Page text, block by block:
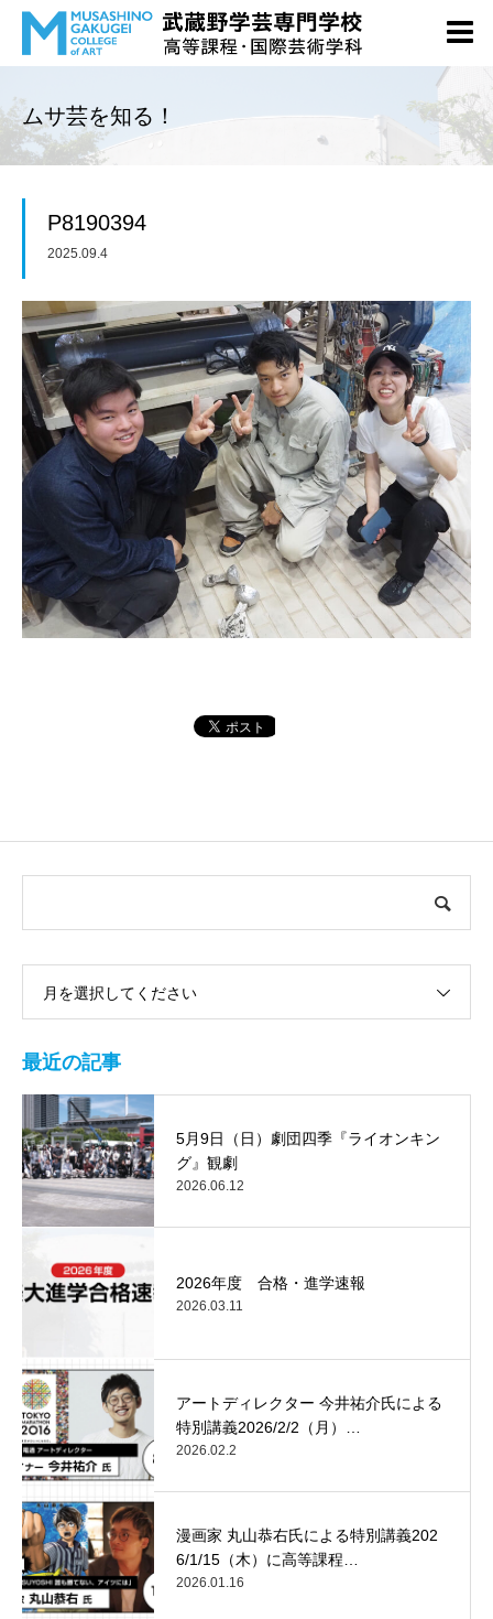
ムサ芸を知る！
P8190394
2025.09.4
月を選択してください
最近の記事
5月9日（日）劇団四季『ライオンキン
グ』観劇
2026.06.12
2026年度 合格・進学速報
2026.03.11
アートディレクター 今井祐介氏による
特別講義2026/2/2（月）…
2026.02.2
漫画家 丸山恭右氏による特別講義202
6/1/15（木）に高等課程…
2026.01.16